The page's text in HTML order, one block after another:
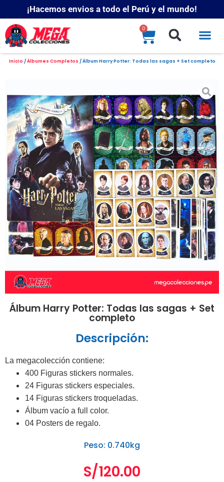
¡Hacemos envios a todo el Perú y el mundo!
0
Inicio /Álbumes Completos / Álbum Harry Potter: Todas las sagas + Set completo
Álbum Harry Potter: Todas las sagas + Set
completo
Descripción:
La megacolección contiene:
400 Figuras stickers normales.
24 Figuras stickers especiales.
14 Figuras stickers troqueladas.
Álbum vacío a full color.
04 Posters de regalo.
Peso: 0.740kg
S/120.00